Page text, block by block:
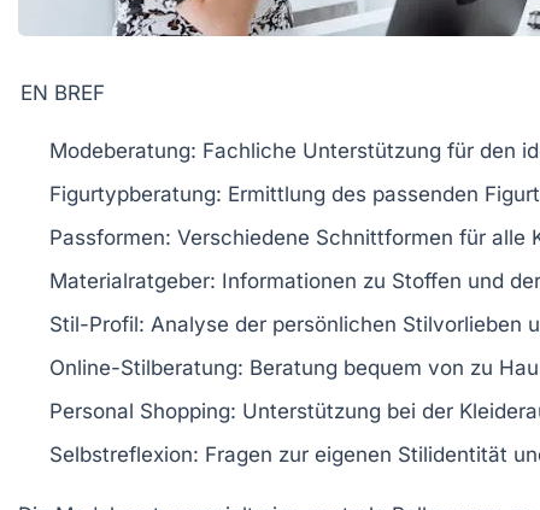
EN BREF
Modeberatung: Fachliche Unterstützung für den
Figurtypberatung: Ermittlung des passenden
Passformen: Verschiedene Schnittformen für alle
Materialratgeber: Informationen zu Stoffen und
Stil-Profil: Analyse der persönlichen Stilvorlieben
Online-Stilberatung: Beratung bequem von zu
Personal Shopping: Unterstützung bei der
Selbstreflexion: Fragen zur eigenen Stilidentität